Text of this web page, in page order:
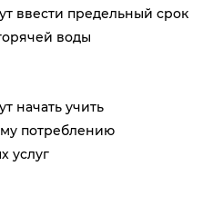
ввести предельный срок
воды
начать учить
потреблению
услуг